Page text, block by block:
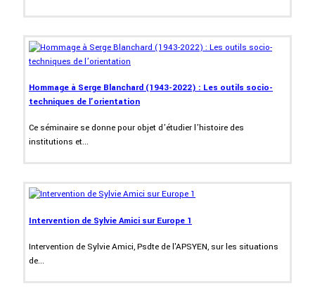
Hommage à Serge Blanchard (1943-2022) : Les outils socio-
techniques de l’orientation
Ce séminaire se donne pour objet d’étudier l’histoire des
institutions et...
Intervention de Sylvie Amici sur Europe 1
Intervention de Sylvie Amici, Psdte de l'APSYEN, sur les situations
de...